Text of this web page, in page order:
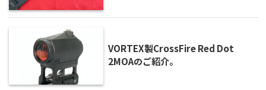
VORTEX製CrossFire Red Dot
2MOAのご紹介。